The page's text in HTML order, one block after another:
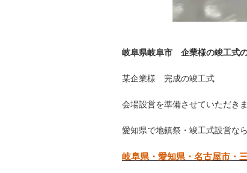
岐阜県岐阜市 企業様の竣工式
某企業様 完成の竣工式
会場設営を準備させていただき
愛知県で地鎮祭・竣工式設営な
岐阜県・愛知県・名古屋市・